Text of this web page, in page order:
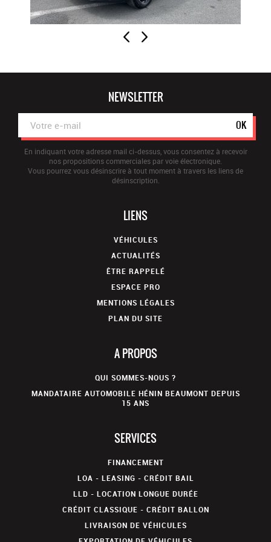
(caméra & radar)
plancher de coffre standard
Rétroviseur intérieur électrochrome
Pare-brise teinté acoustique
kit de dépannage de pneumatique: compresseur 12v avec
NEWSLETTER
OK
En indiquant votre adresse mail ci-dessus, vous consentez à recevoir
nos propositions commerciales par voie électronique.
Vous pourrez vous désinscrire à tout moment à travers les liens de
désinscription.
LIENS
VÉHICULES
ACTUALITÉS
ÊTRE RAPPELÉ
ESPACE PRO
MENTIONS LÉGALES
PLAN DU SITE
A PROPOS
QUI SOMMES-NOUS ?
MANDATAIRE AUTOMOBILE HÉNIN BEAUMONT DEPUIS
15 ANS
SERVICES
FINANCEMENT
LOA - LEASING - CRÉDIT BAIL
LLD - LOCATION LONGUE DURÉE
CRÉDIT CLASSIQUE - CRÉDIT BALLON
LIVRAISON DE VÉHICULES